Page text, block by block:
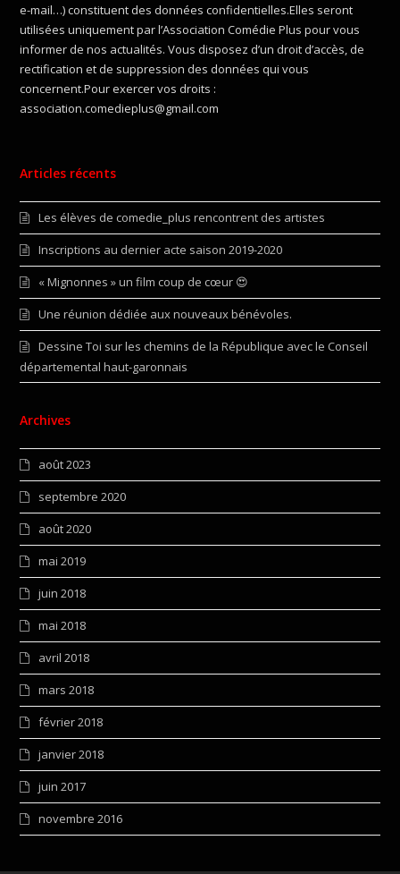
e-mail…) constituent des données confidentielles.Elles seront
utilisées uniquement par l’Association Comédie Plus pour vous
informer de nos actualités. Vous disposez d’un droit d’accès, de
rectification et de suppression des données qui vous
concernent.Pour exercer vos droits :
association.comedieplus@gmail.com
Articles récents
Les élèves de comedie_plus rencontrent des artistes
Inscriptions au dernier acte saison 2019-2020
« Mignonnes » un film coup de cœur 😍
Une réunion dédiée aux nouveaux bénévoles.
Dessine Toi sur les chemins de la République avec le Conseil
départemental haut-garonnais
Archives
août 2023
septembre 2020
août 2020
mai 2019
juin 2018
mai 2018
avril 2018
mars 2018
février 2018
janvier 2018
juin 2017
novembre 2016